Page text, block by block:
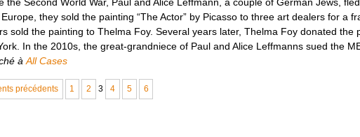
the Second World War, Paul and Alice Leffmann, a couple of German Jews,
they sold the painting “The Actor” by Picasso to three art dealers for a
sold the painting to Thelma Foy. Several years later, Thelma Foy donated
In the 2010s, the great-grandniece of Paul and Alice Leffmanns sued the
à All Cases
précédents 1 2 3 4 5 6